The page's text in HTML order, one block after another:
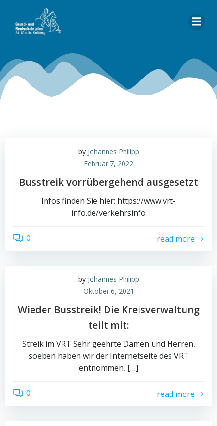
by Johannes Philipp
Februar 7, 2022
Busstreik vorrübergehend ausgesetzt
Infos finden Sie hier: https://www.vrt-
info.de/verkehrsinfo
0 read more
by Johannes Philipp
Oktober 6, 2021
Wieder Busstreik! Die Kreisverwaltung
teilt mit:
Streik im VRT Sehr geehrte Damen und Herren,
soeben haben wir der Internetseite des VRT
entnommen, […]
0 read more